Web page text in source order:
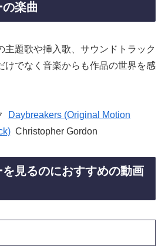
楽曲
主題歌や挿入歌、サウンドトラック
けでなく音楽からも作品の世界を感
Daybreakers (Original Motion
Christopher Gordon
見るのにおすすめの動画